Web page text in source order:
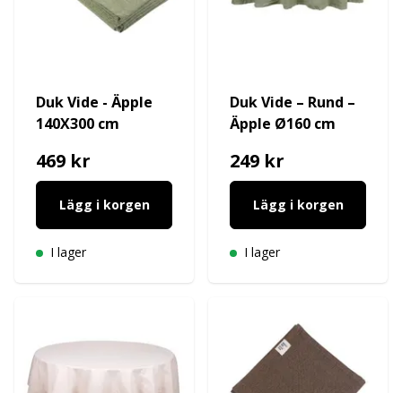
Duk Vide - Äpple
140X300 cm
469 kr
Lägg i korgen
I lager
Duk Vide – Rund –
Äpple Ø160 cm
249 kr
Lägg i korgen
I lager